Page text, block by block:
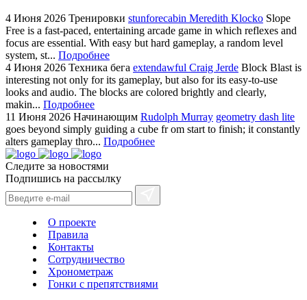
4 Июня 2026 Тренировки stunforecabin Meredith Klocko Slope
Free is a fast-paced, entertaining arcade game in which reflexes and
focus are essential. With easy but hard gameplay, a random level
system, st... Подробнее
4 Июня 2026 Техника бега extendawful Craig Jerde Block Blast is
interesting not only for its gameplay, but also for its easy-to-use
looks and audio. The blocks are colored brightly and clearly,
makin... Подробнее
11 Июня 2026 Начинающим Rudolph Murray geometry dash lite
goes beyond simply guiding a cube fr om start to finish; it constantly
alters gameplay thro... Подробнее
Следите за новостями
Подпишись на рассылку
О проекте
Правила
Контакты
Сотрудничество
Хронометраж
Гонки с препятствиями